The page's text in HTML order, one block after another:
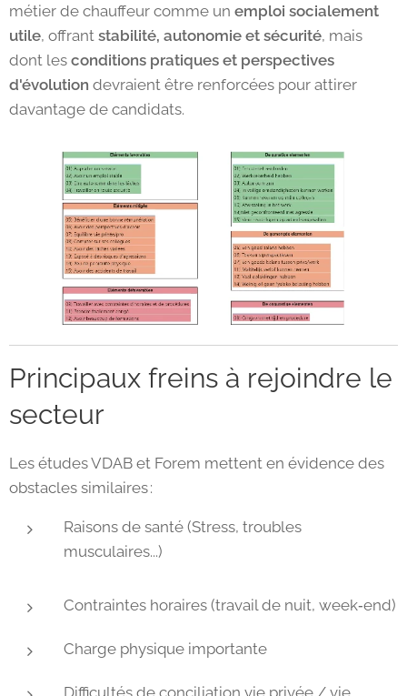
métier de chauffeur comme un emploi socialement
utile, offrant stabilité, autonomie et sécurité, mais
dont les conditions pratiques et perspectives
d'évolution devraient être renforcées pour attirer
davantage de candidats.
Principaux freins à rejoindre le
secteur
Les études VDAB et Forem mettent en évidence des
obstacles similaires :
Raisons de santé (Stress, troubles
musculaires...)
Contraintes horaires (travail de nuit, week‑end)
Charge physique importante
Difficultés de conciliation vie privée / vie